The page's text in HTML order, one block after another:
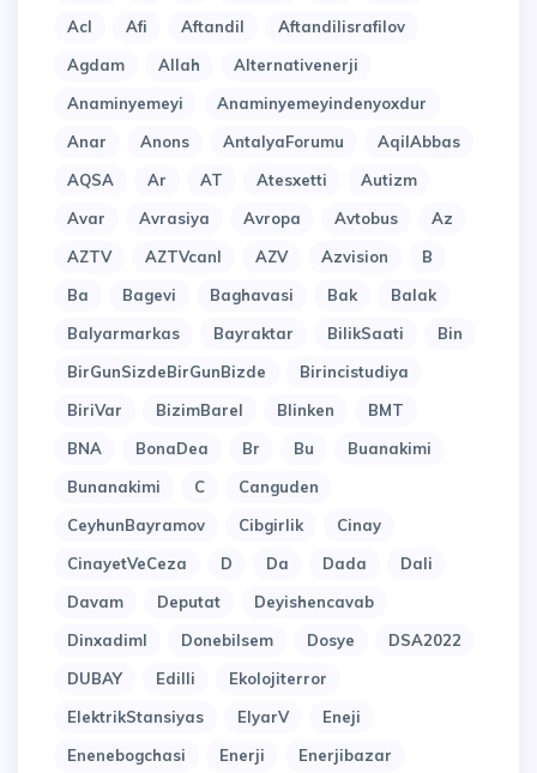
Acl
Afi Aftandil
Aftandilisrafilov
Agdam
Allah
Alternativenerji
Anaminyemeyi
Anaminyemeyindenyoxdur
Anar
Anons AntalyaForumu
AqilAbbas
AQSA
Ar AT Atesxetti
Autizm
Avar
Avrasiya Avropa Avtobus
Az
AZTV
AZTVcanl AZV Azvision
B
Ba
Bagevi Baghavasi Bak
Balak
Balyarmarkas
Bayraktar BilikSaati
Bin
BirGunSizdeBirGunBizde
Birincistudiya
BiriVar
BizimBarel Blinken
BMT
BNA
BonaDea Br Bu
Buanakimi
Bunanakimi
C
Canguden
CeyhunBayramov
Cibgirlik
Cinay
CinayetVeCeza
D Da Dada
Dali
Davam
Deputat
Deyishencavab
Dinxadiml
Donebilsem Dosye
DSA2022
DUBAY
Edilli
Ekolojiterror
ElektrikStansiyas
ElyarV
Eneji
Enenebogchasi
Enerji
Enerjibazar